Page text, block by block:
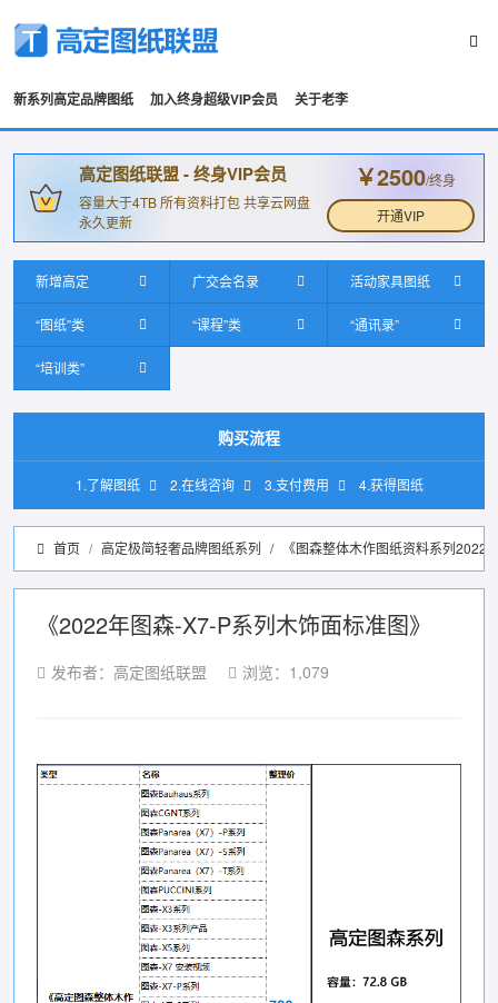
新系列高定品牌图纸 加入终身超级VIP会员 关于老李
高定图纸联盟 - 终身VIP会员
容量大于4TB 所有资料打包 共享云网盘
永久更新
￥2500/终身
开通VIP
新增高定 广交会名录 活动家具图纸
“图纸”类 “课程”类 “通讯录”
“培训类”
购买流程
1.了解图纸 2.在线咨询 3.支付费用 4.获得图纸
首页 高定极简轻奢品牌图纸系列 / 《图森整体木作图纸资料系列2022
《2022年图森-X7-P系列木饰面标准图》
发布者：高定图纸联盟 浏览：1,079